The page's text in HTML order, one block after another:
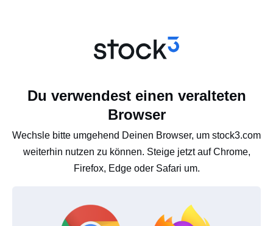
Du verwendest einen veralteten
Browser
Wechsle bitte umgehend Deinen Browser, um stock3.com
weiterhin nutzen zu können. Steige jetzt auf Chrome,
Firefox, Edge oder Safari um.